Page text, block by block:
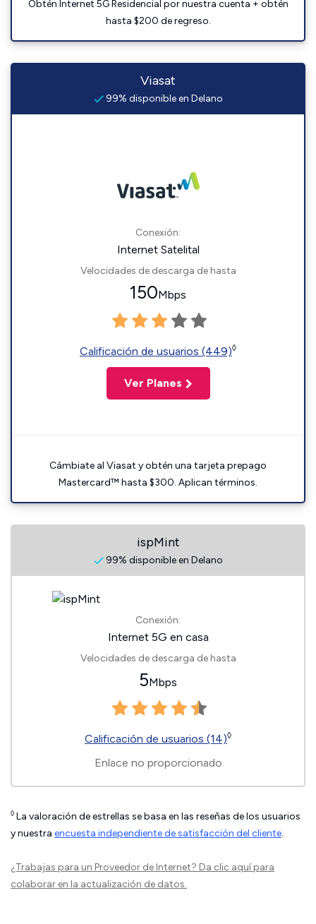
Obtén Internet 5G Residencial por nuestra cuenta + obtén
hasta $200 de regreso.
Viasat
99% disponible en Delano
Conexión:
Internet Satelital
Velocidades de descarga de hasta
150Mbps
Calificación de usuarios (449)◊
Ver Planes
Cámbiate al Viasat y obtén una tarjeta prepago
Mastercard™ hasta $300. Aplican términos.
ispMint
99% disponible en Delano
Conexión:
Internet 5G en casa
Velocidades de descarga de hasta
5Mbps
Calificación de usuarios (14)◊
Enlace no proporcionado
◊ La valoración de estrellas se basa en las reseñas de los usuarios
y nuestra encuesta independiente de satisfacción del cliente.
¿Trabajas para un Proveedor de Internet? Da clic aquípara
colaborar en la actualización de datos.